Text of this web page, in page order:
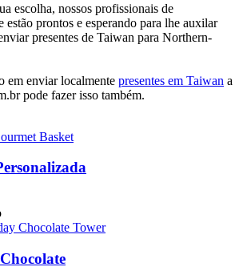
escolha, nossos profissionais de
estão prontos e esperando para lhe auxilar
presentes de Taiwan para Northern-
em enviar localmente presentes em Taiwan a
pode fazer isso também.